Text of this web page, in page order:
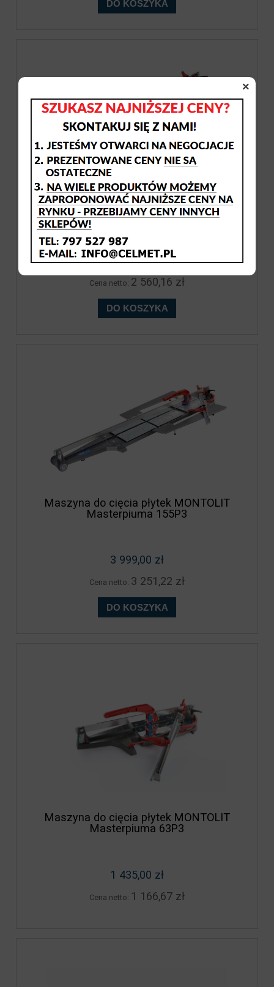
DO KOSZYKA
Maszyna do cięcia płytek MONTOLIT
Masterpiuma 125P3
3 149,00 zł
Cena netto: 2 560,16 zł
DO KOSZYKA
Maszyna do cięcia płytek MONTOLIT
Masterpiuma 155P3
3 999,00 zł
Cena netto: 3 251,22 zł
DO KOSZYKA
Maszyna do cięcia płytek MONTOLIT
Masterpiuma 63P3
1 435,00 zł
Cena netto: 1 166,67 zł
×